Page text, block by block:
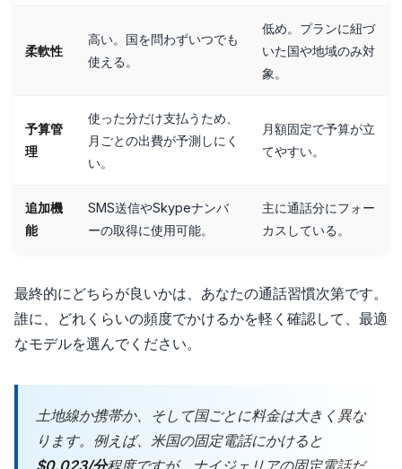
柔軟性
高い。国を問わずいつでも
使える。
低め。プランに紐づ
いた国や地域のみ対
象。
予算管
理
使った分だけ支払うため、
月ごとの出費が予測しにく
い。
月額固定で予算が立
てやすい。
追加機
能
SMS送信やSkypeナンバ
ーの取得に使用可能。
主に通話分にフォー
カスしている。
最終的にどちらが良いかは、あなたの通話習慣次第です。
誰に、どれくらいの頻度でかけるかを軽く確認して、最適
なモデルを選んでください。
土地線か携帯か、そして国ごとに料金は大きく異な
ります。例えば、米国の固定電話にかけると